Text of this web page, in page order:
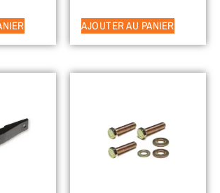
AJOUTER AU PANIER